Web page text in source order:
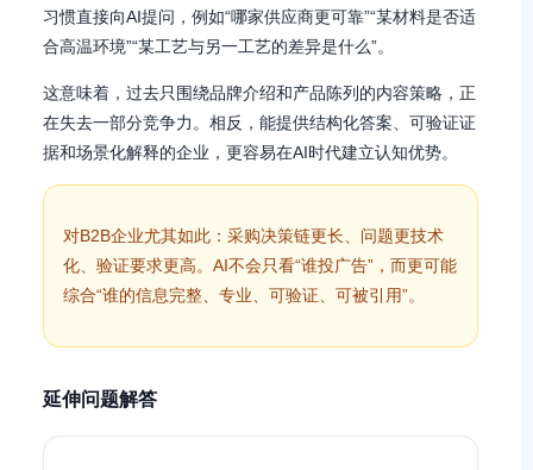
习惯直接向AI提问，例如“哪家供应商更可靠”“某材料是否适
合高温环境”“某工艺与另一工艺的差异是什么”。
这意味着，过去只围绕品牌介绍和产品陈列的内容策略，正
在失去一部分竞争力。相反，能提供结构化答案、可验证证
据和场景化解释的企业，更容易在AI时代建立认知优势。
对B2B企业尤其如此：采购决策链更长、问题更技术
化、验证要求更高。AI不会只看“谁投广告”，而更可能
综合“谁的信息完整、专业、可验证、可被引用”。
延伸问题解答